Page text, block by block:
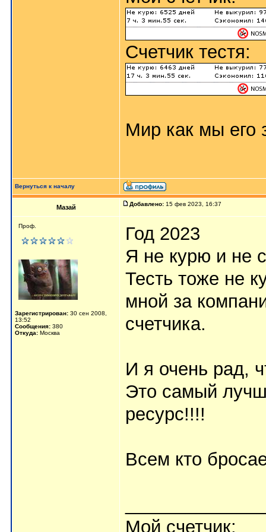
Счетчик тестя:
Мир как мы его
Вернуться к началу
Мазай Добавлено: 15 фев 2023, 16:37
Проф.
Зарегистрирован: 30 сен 2008,
13:52
Сообщения: 380
Откуда: Москва
Год 2023
Я не курю и не
Тесть тоже не
мной за
счетчика.
И я очень рад,
Это самый
ресурс!!!!
Всем кто
Мой счетчик: